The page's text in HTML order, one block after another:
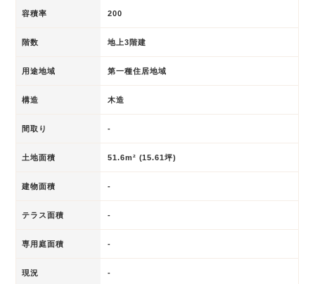
容積率 200
階数 地上3階建
用途地域 第一種住居地域
構造 木造
間取り -
土地面積 51.6m² (15.61坪)
建物面積 -
テラス面積 -
専用庭面積 -
現況 -